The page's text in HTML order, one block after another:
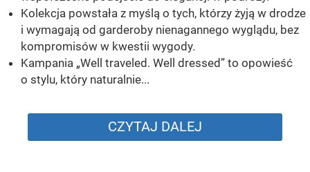
Kolekcja powstała z myślą o tych, którzy żyją w drodze
i wymagają od garderoby nienagannego wyglądu, bez
kompromisów w kwestii wygody.
Kampania „Well traveled. Well dressed” to opowieść
o stylu, który naturalnie...
CZYTAJ DALEJ